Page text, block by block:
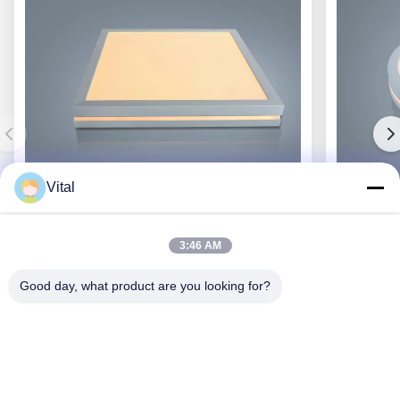
Obtenha o melhor preço
Vital
3:46 AM
Good day, what product are you looking for?